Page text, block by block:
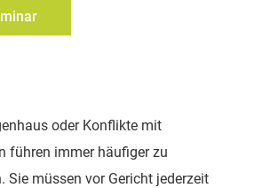
oder Konflikte mit
führen immer häufiger zu
Sie müssen vor Gericht jederzeit